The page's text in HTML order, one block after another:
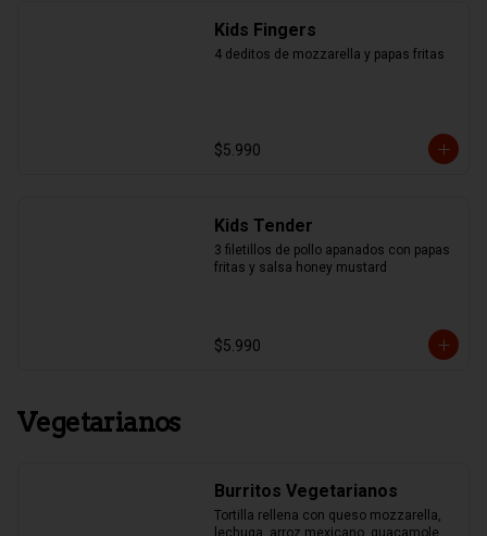
Kids Fingers
4 deditos de mozzarella y papas fritas
$5.990
Kids Tender
3 filetillos de pollo apanados con papas
fritas y salsa honey mustard
$5.990
Vegetarianos
Burritos Vegetarianos
Tortilla rellena con queso mozzarella,
lechuga, arroz mexicano, guacamole,